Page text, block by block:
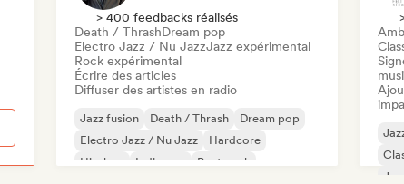
> 400 feedbacks réalisés
Death / ThrashDream pop
Electro Jazz / Nu JazzJazz expérimental
Rock expérimental
Écrire des articles
Diffuser des artistes en radio
Jazz fusion Death / Thrash
Dream pop
Electro Jazz / Nu Jazz
Hardcore
Hip-hop
Indie pop Post punk